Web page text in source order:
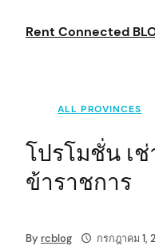
Rent Connected
ALL PROVINCES
โปรโมชั่น เ
ข้าราชการ
By rcblog กรกฎาคม 1,